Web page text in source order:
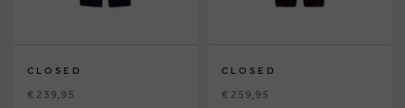
CLOSED
€ 239,95
CLOSED
€ 259,95